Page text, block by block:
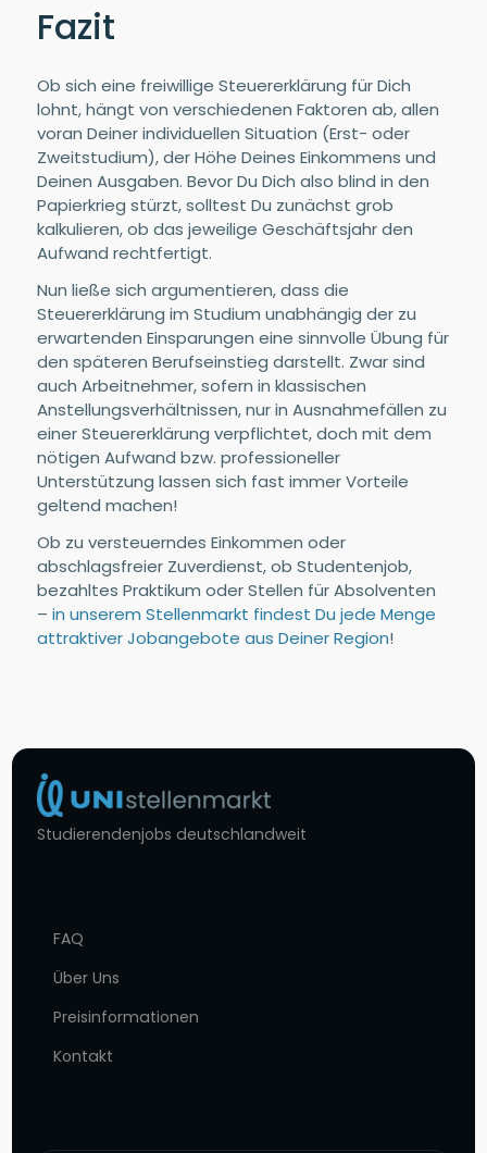
Fazit
Ob sich eine freiwillige Steuererklärung für Dich
lohnt, hängt von verschiedenen Faktoren ab, allen
voran Deiner individuellen Situation (Erst- oder
Zweitstudium), der Höhe Deines Einkommens und
Deinen Ausgaben. Bevor Du Dich also blind in den
Papierkrieg stürzt, solltest Du zunächst grob
kalkulieren, ob das jeweilige Geschäftsjahr den
Aufwand rechtfertigt.
Nun ließe sich argumentieren, dass die
Steuererklärung im Studium unabhängig der zu
erwartenden Einsparungen eine sinnvolle Übung für
den späteren Berufseinstieg darstellt. Zwar sind
auch Arbeitnehmer, sofern in klassischen
Anstellungsverhältnissen, nur in Ausnahmefällen zu
einer Steuererklärung verpflichtet, doch mit dem
nötigen Aufwand bzw. professioneller
Unterstützung lassen sich fast immer Vorteile
geltend machen!
Ob zu versteuerndes Einkommen oder
abschlagsfreier Zuverdienst, ob Studentenjob,
bezahltes Praktikum oder Stellen für Absolventen
– in unserem Stellenmarkt findest Du jede Menge
attraktiver Jobangebote aus Deiner Region!
Studierendenjobs deutschlandweit
FAQ
Über Uns
Preisinformationen
Kontakt